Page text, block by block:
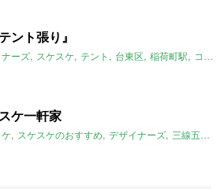
ント張り』
ーズ スケスケ テント 台東区 稲荷町駅 コンクリート
ケ一軒家
スケスケのおすすめ デザイナーズ 三線五駅